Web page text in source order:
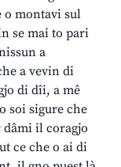
o montavi sul
se mai to pari
a
a vevin di
di dîi, a mê
soi sigure che
dâmi il coragjo
ce che o ai di